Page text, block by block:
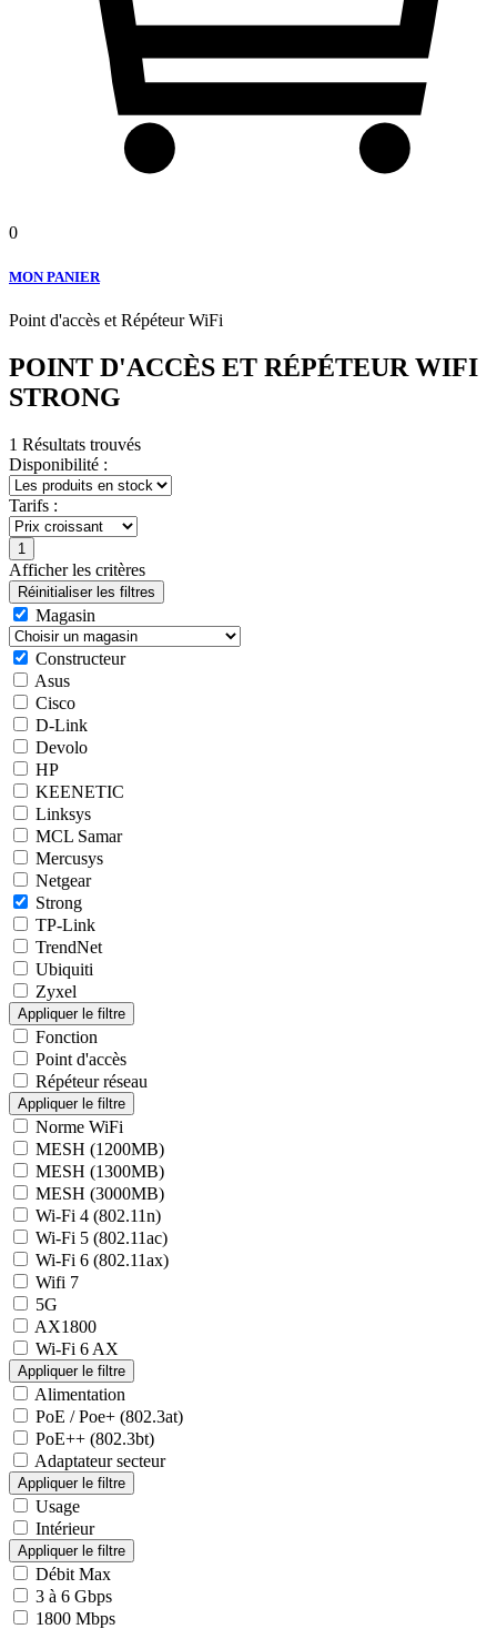
0
MON PANIER
Point d'accès et Répéteur WiFi
POINT D'ACCÈS ET RÉPÉTEUR WIFI
STRONG
1 Résultats trouvés
Disponibilité :
Tarifs :
Afficher les critères
Magasin
Constructeur
Asus
Cisco
D-Link
Devolo
HP
KEENETIC
Linksys
MCL Samar
Mercusys
Netgear
Strong
TP-Link
TrendNet
Ubiquiti
Zyxel
Fonction
Point d'accès
Répéteur réseau
Norme WiFi
MESH (1200MB)
MESH (1300MB)
MESH (3000MB)
Wi-Fi 4 (802.11n)
Wi-Fi 5 (802.11ac)
Wi-Fi 6 (802.11ax)
Wifi 7
5G
AX1800
Wi-Fi 6 AX
Alimentation
PoE / Poe+ (802.3at)
PoE++ (802.3bt)
Adaptateur secteur
Usage
Intérieur
Débit Max
3 à 6 Gbps
1800 Mbps